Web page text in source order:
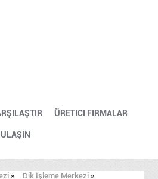
ÜRETICI FIRMALAR
ULAŞIN
» Dik İşleme Merkezi »